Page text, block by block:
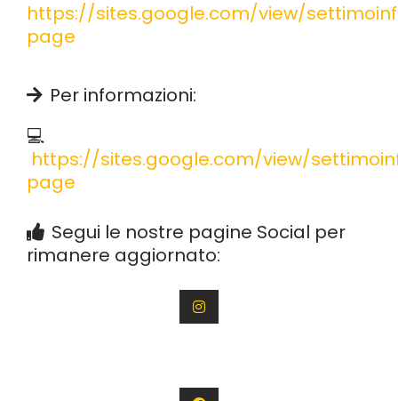
https://sites.google.com/view/
page
Per informazioni:
💻
https://sites.google.com/view/
page
Segui le nostre pagine Social per
rimanere aggiornato: